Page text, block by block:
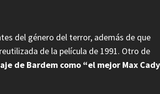
del género del terror, además de que
de la película de 1991. Otro de
de Bardem como “el mejor Max Cady